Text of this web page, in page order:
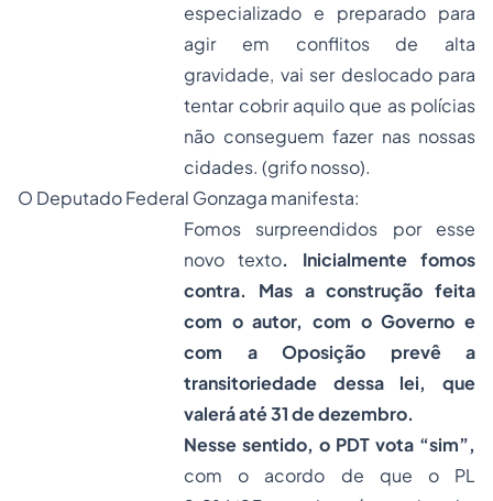
especializado e preparado para
agir em conflitos de alta
gravidade, vai ser deslocado para
tentar cobrir aquilo que as polícias
não conseguem fazer nas nossas
cidades. (grifo nosso).
O Deputado Federal Gonzaga manifesta:
Fomos surpreendidos por esse
novo texto. Inicialmente fomos
contra. Mas a construção feita
com o autor, com o Governo e
com a Oposição prevê a
transitoriedade dessa lei, que
valerá até 31 de dezembro.
Nesse sentido, o PDT vota “sim”,
com o acordo de que o PL